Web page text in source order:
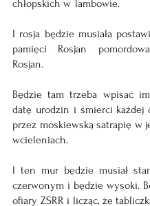
chłopskich w Tambowie.
I rosja będzie musiała
pamięci Rosjan
Rosjan.
Będzie tam trzeba wpisać
datę urodzin i śmierci każdej
przez moskiewską satrapię w
wcieleniach.
I ten mur będzie musiał
czerwonym i będzie wysoki.
ofiary ZSRR i licząc, że